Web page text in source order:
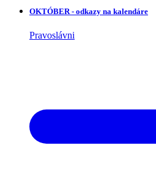
OKTÓBER - odkazy na kalendáre
Pravoslávni